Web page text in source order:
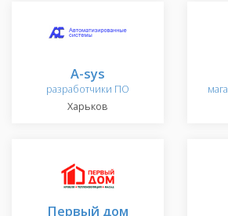
A-sys
разработчики ПО
Харьков
Первый дом